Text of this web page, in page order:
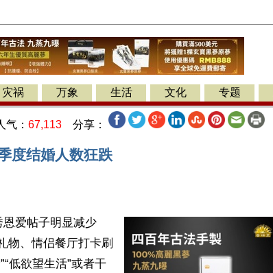
灾祸 万象 生活 文化 专题
气： 67,113 分享：
度结婚人数狂跌
恩爱帖子明显减少
物、情侣餐厅打卡刷
低欲望生活”或者干